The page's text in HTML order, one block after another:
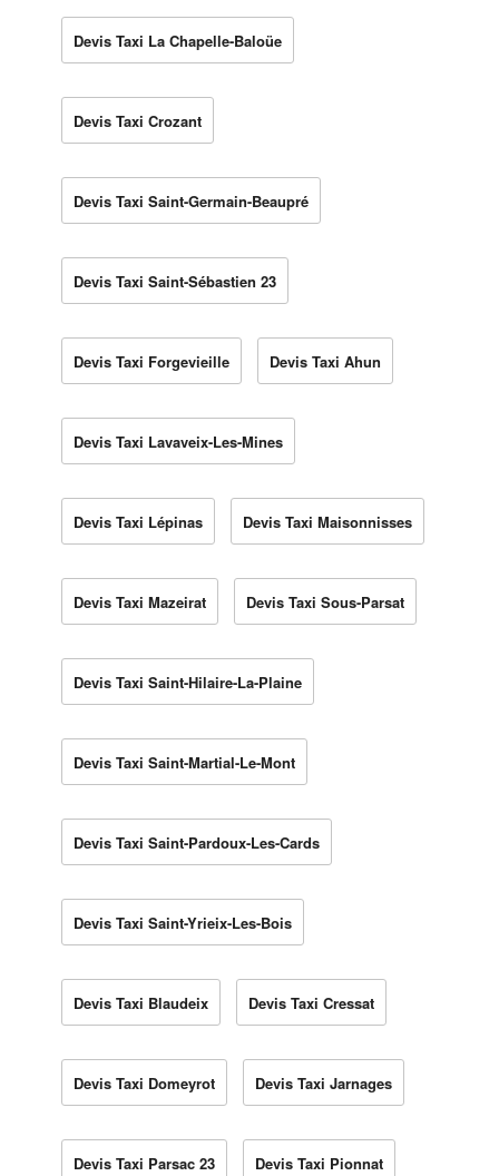
Devis Taxi La Chapelle-Baloüe
Devis Taxi Crozant
Devis Taxi Saint-Germain-Beaupré
Devis Taxi Saint-Sébastien 23
Devis Taxi Forgevieille Devis Taxi Ahun
Devis Taxi Lavaveix-Les-Mines
Devis Taxi Lépinas Devis Taxi Maisonnisses
Devis Taxi Mazeirat Devis Taxi Sous-Parsat
Devis Taxi Saint-Hilaire-La-Plaine
Devis Taxi Saint-Martial-Le-Mont
Devis Taxi Saint-Pardoux-Les-Cards
Devis Taxi Saint-Yrieix-Les-Bois
Devis Taxi Blaudeix Devis Taxi Cressat
Devis Taxi Domeyrot Devis Taxi Jarnages
Devis Taxi Parsac 23 Devis Taxi Pionnat